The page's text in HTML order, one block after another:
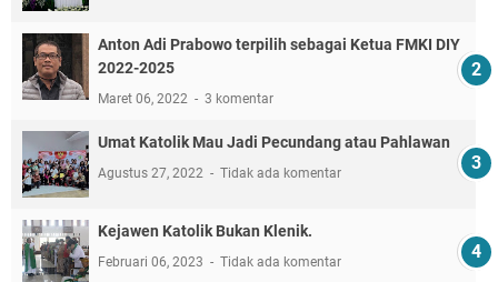
Anton Adi Prabowo terpilih sebagai Ketua FMKI DIY
2022-2025
Maret 06, 2022 3 komentar
Umat Katolik Mau Jadi Pecundang atau Pahlawan
Agustus 27, 2022 Tidak ada komentar
Kejawen Katolik Bukan Klenik.
Februari 06, 2023 Tidak ada komentar